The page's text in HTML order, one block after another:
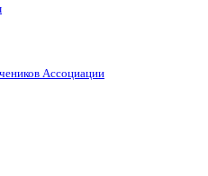
Ассоциации